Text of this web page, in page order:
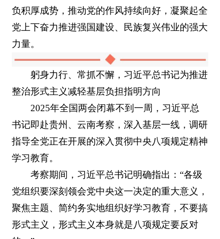
负积厚成势，推动党的作风持续向好，凝聚起全
党上下奋力推进强国建设、民族复兴伟业的强大
力量。
躬身力行、常抓不懈，习近平总书记为推进
整治形式主义减轻基层负担指明方向
2025年全国两会闭幕不到一周，习近平总
书记即赴贵州、云南考察，深入基层一线，调研
指导全党正在开展的深入贯彻中央八项规定精神
学习教育。
考察期间，习近平总书记明确指出：“各级
党组织要深刻领会党中央这一决定的重大意义，
聚焦主题、简约务实地组织好学习教育，不要搞
形式主义，形式主义本身就是八项规定要反对